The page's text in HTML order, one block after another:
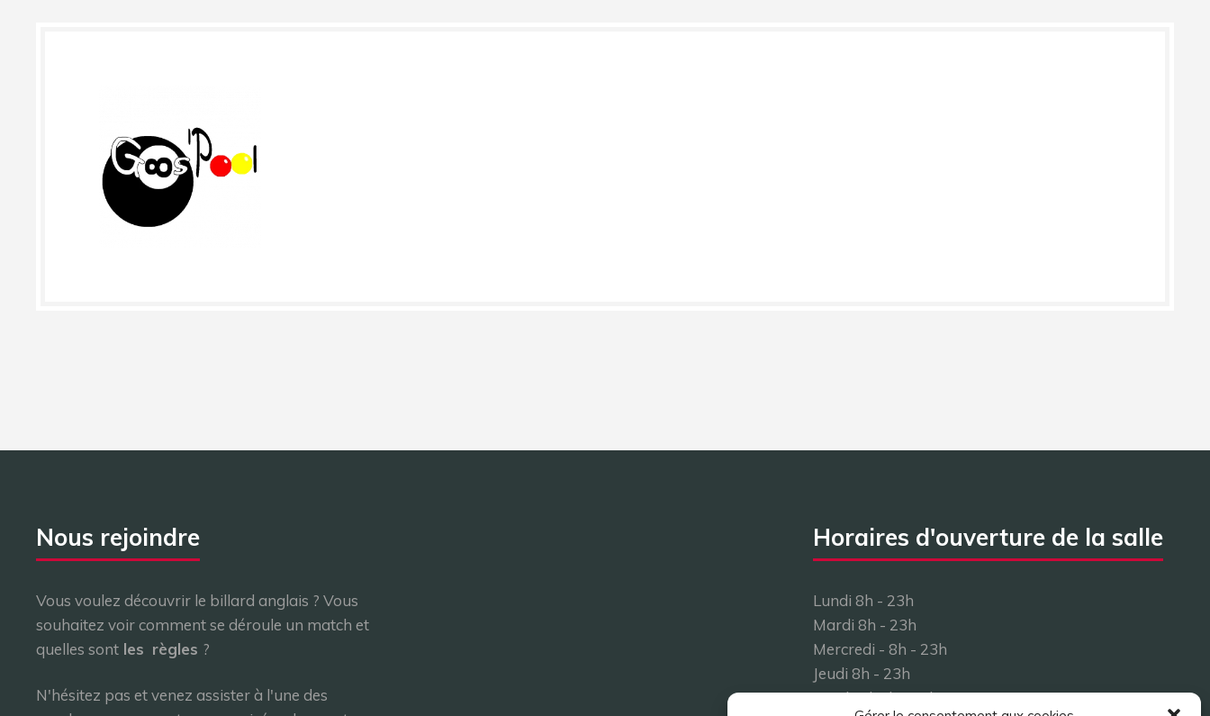
Nous rejoindre
Vous voulez découvrir le billard anglais ? Vous
souhaitez voir comment se déroule un match et
quelles sont les règles ?
N'hésitez pas et venez assister à l'une des
Horaires d'ouverture de la salle
Lundi 8h - 23h
Mardi 8h - 23h
Mercredi - 8h - 23h
Jeudi 8h - 23h
Vendredi 8h - 23h